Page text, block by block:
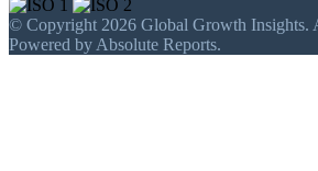
© Copyright 2026 Global Growth Insights.
Powered by Absolute Reports.